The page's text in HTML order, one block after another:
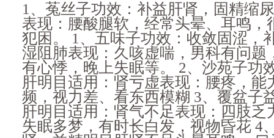
1、菟丝子功效：补益肝肾，固精缩
表现：腰酸腿软，经常头晕、耳鸣，
犯困。 1、五味子功效：收敛固涩，
湿阻肺表现：久咳虚喘，男科有问题
有心悸，晚上失眠等。 2、沙苑子功
肝明目适用：肾亏虚表现：腰疼，能
频，视力差、看东西模糊 3、覆盆子
肝明目适用：肾气不足表现：四肢乏
失眠多梦，有时长白发，视物昏花 4